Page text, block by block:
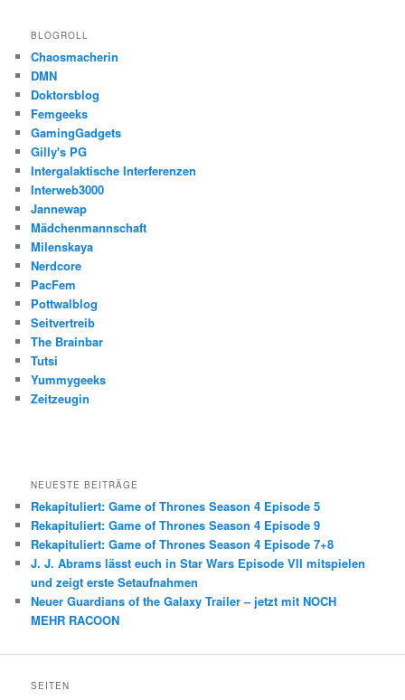
BLOGROLL
Chaosmacherin
DMN
Doktorsblog
Femgeeks
GamingGadgets
Gilly's PG
Intergalaktische Interferenzen
Interweb3000
Jannewap
Mädchenmannschaft
Milenskaya
Nerdcore
PacFem
Pottwalblog
Seitvertreib
The Brainbar
Tutsi
Yummygeeks
Zeitzeugin
NEUESTE BEITRÄGE
Rekapituliert: Game of Thrones Season 4 Episode 5
Rekapituliert: Game of Thrones Season 4 Episode 9
Rekapituliert: Game of Thrones Season 4 Episode 7+8
J. J. Abrams lässt euch in Star Wars Episode VII mitspielen
und zeigt erste Setaufnahmen
Neuer Guardians of the Galaxy Trailer – jetzt mit NOCH
MEHR RACOON
SEITEN